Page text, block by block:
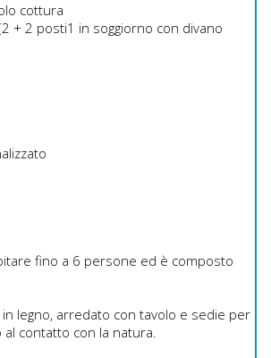
cottura
+ 2 posti1 in soggiorno con divano
fino a 6 persone ed è composto
legno, arredato con tavolo e sedie per
contatto con la natura.